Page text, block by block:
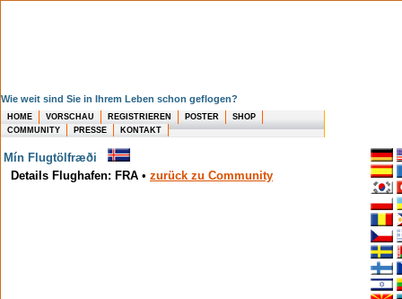
Wie weit sind Sie in Ihrem Leben schon geflogen?
HOME VORSCHAU REGISTRIEREN POSTER
SHOP
COMMUNITY
PRESSE KONTAKT
Mín Flugtölfræði
Details Flughafen: FRA • zurück zu Community